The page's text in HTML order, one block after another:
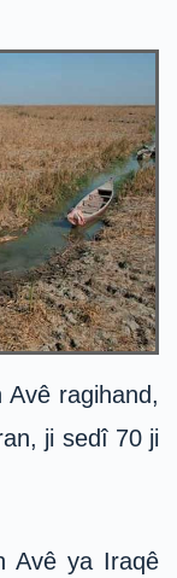
ragihand,
ji sedî 70 ji
Avê ya Iraqê